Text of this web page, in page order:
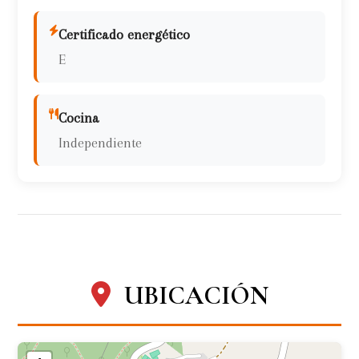
Certificado energético
E
Cocina
Independiente
UBICACIÓN